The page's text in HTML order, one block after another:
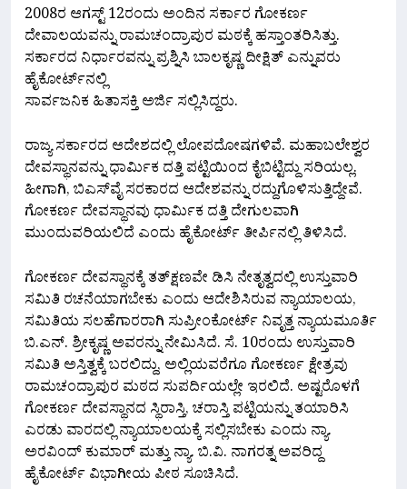
2008ರ ಆಗಸ್ಟ್ 12ರಂದು ಅಂದಿನ ಸರ್ಕಾರ ಗೋಕರ್ಣ
ದೇವಾಲಯವನ್ನು ರಾಮಚಂದ್ರಾಪುರ ಮಠಕ್ಕೆ ಹಸ್ತಾಂತರಿಸಿತ್ತು.
ಸರ್ಕಾರದ ನಿರ್ಧಾರವನ್ನು ಪ್ರಶ್ನಿಸಿ ಬಾಲಕೃಷ್ಣ ದೀಕ್ಷಿತ್ ಎನ್ನುವರು
ಹೈಕೋರ್ಟ್‌ನಲ್ಲಿ
ಸಾರ್ವಜನಿಕ ಹಿತಾಸಕ್ತಿ ಅರ್ಜಿ ಸಲ್ಲಿಸಿದ್ದರು.
ರಾಜ್ಯ ಸರ್ಕಾರದ ಆದೇಶದಲ್ಲಿ ಲೋಪದೋಷಗಳಿವೆ. ಮಹಾಬಲೇಶ್ವರ
ದೇವಸ್ಥಾನವನ್ನು ಧಾರ್ಮಿಕ ದತ್ತಿ ಪಟ್ಟಿಯಿಂದ ಕೈಬಿಟ್ಟಿದ್ದು ಸರಿಯಲ್ಲ.
ಹೀಗಾಗಿ, ಬಿಎಸ್​ವೈ ಸರಕಾರದ ಆದೇಶವನ್ನು ರದ್ದುಗೊಳಿಸುತ್ತಿದ್ದೇವೆ.
ಗೋಕರ್ಣ ದೇವಸ್ಥಾನವು ಧಾರ್ಮಿಕ ದತ್ತಿ ದೇಗುಲವಾಗಿ
ಮುಂದುವರಿಯಲಿದೆ ಎಂದು ಹೈಕೋರ್ಟ್ ತೀರ್ಪಿನಲ್ಲಿ ತಿಳಿಸಿದೆ.
ಗೋಕರ್ಣ ದೇವಸ್ಥಾನಕ್ಕೆ ತತ್​ಕ್ಷಣವೇ ಡಿಸಿ ನೇತೃತ್ವದಲ್ಲಿ ಉಸ್ತುವಾರಿ
ಸಮಿತಿ ರಚನೆಯಾಗಬೇಕು ಎಂದು ಆದೇಶಿಸಿರುವ ನ್ಯಾಯಾಲಯ,
ಸಮಿತಿಯ ಸಲಹೆಗಾರರಾಗಿ ಸುಪ್ರೀಂಕೋರ್ಟ್ ನಿವೃತ್ತ ನ್ಯಾಯಮೂರ್ತಿ
ಬಿ.ಎನ್. ಶ್ರೀಕೃಷ್ಣ ಅವರನ್ನು ನೇಮಿಸಿದೆ. ಸೆ. 10ರಂದು ಉಸ್ತುವಾರಿ
ಸಮಿತಿ ಅಸ್ತಿತ್ವಕ್ಕೆ ಬರಲಿದ್ದು, ಅಲ್ಲಿಯವರೆಗೂ ಗೋಕರ್ಣ ಕ್ಷೇತ್ರವು
ರಾಮಚಂದ್ರಾಪುರ ಮಠದ ಸುಪರ್ದಿಯಲ್ಲೇ ಇರಲಿದೆ. ಅಷ್ಟರೊಳಗೆ
ಗೋಕರ್ಣ ದೇವಸ್ಥಾನದ ಸ್ಥಿರಾಸ್ತಿ, ಚರಾಸ್ತಿ ಪಟ್ಟಿಯನ್ನು ತಯಾರಿಸಿ
ಎರಡು ವಾರದಲ್ಲಿ ನ್ಯಾಯಾಲಯಕ್ಕೆ ಸಲ್ಲಿಸಬೇಕು ಎಂದು ನ್ಯಾ.
ಅರವಿಂದ್ ಕುಮಾರ್ ಮತ್ತು ನ್ಯಾ. ಬಿ.ವಿ. ನಾಗರತ್ನ ಅವರಿದ್ದ
ಹೈಕೋರ್ಟ್ ವಿಭಾಗೀಯ ಪೀಠ ಸೂಚಿಸಿದೆ.